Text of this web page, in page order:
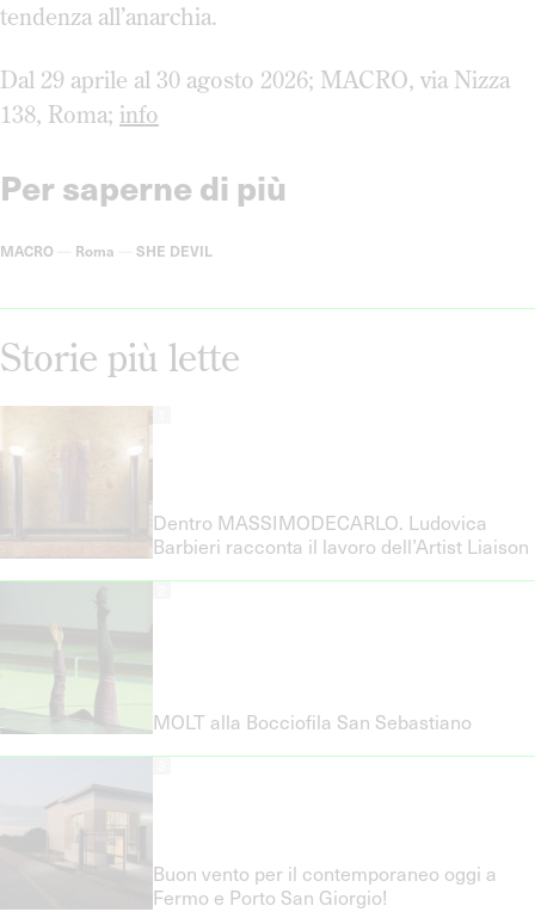
tendenza all’anarchia.
Dal 29 aprile al 30 agosto 2026; MACRO, via Nizza
138, Roma; info
Per saperne di più
MACRO Roma SHE DEVIL
Storie più lette
Dentro MASSIMODECARLO. Ludovica
Barbieri racconta il lavoro dell’Artist Liaison
MOLT alla Bocciofila San Sebastiano
Buon vento per il contemporaneo oggi a
Fermo e Porto San Giorgio!